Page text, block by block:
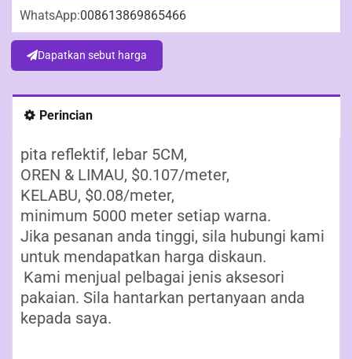
WhatsApp:008613869865466
Dapatkan sebut harga
Perincian
pita reflektif, lebar 5CM,
OREN & LIMAU, $0.107/meter,
KELABU, $0.08/meter,
minimum 5000 meter setiap warna.
Jika pesanan anda tinggi, sila hubungi kami
untuk mendapatkan harga diskaun.
Kami menjual pelbagai jenis aksesori
pakaian. Sila hantarkan pertanyaan anda
kepada saya.